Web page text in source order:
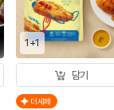
1+1
담기
더세페